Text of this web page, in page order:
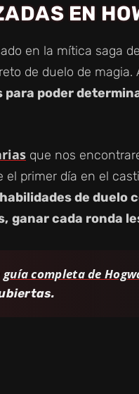
EN
en la mítica saga de
de duelo de magia.
poder
que nos
primer día en el
de duelo
ganar cada ronda
guía completa de